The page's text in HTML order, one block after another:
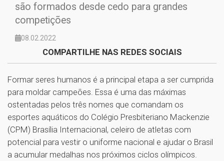
são formados desde cedo para grandes
competições
08.02.2022
COMPARTILHE NAS REDES SOCIAIS
Formar seres humanos é a principal etapa a ser cumprida
para moldar campeões. Essa é uma das máximas
ostentadas pelos três nomes que comandam os
esportes aquáticos do Colégio Presbiteriano Mackenzie
(CPM) Brasília Internacional, celeiro de atletas com
potencial para vestir o uniforme nacional e ajudar o Brasil
a acumular medalhas nos próximos ciclos olímpicos.